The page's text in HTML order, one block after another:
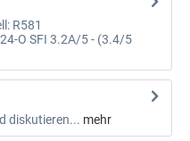
R581
O SFI 3.2A/5 - (3.4/5
diskutieren... mehr